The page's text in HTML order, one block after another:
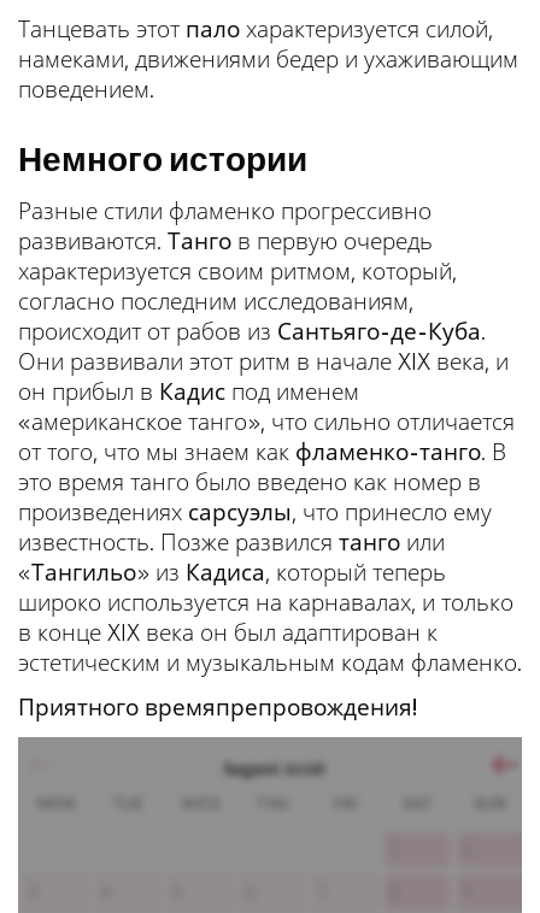
Танцевать этот пало характеризуется силой,
намеками, движениями бедер и ухаживающим
поведением.
Немного истории
Разные стили фламенко прогрессивно
развиваются. Танго в первую очередь
характеризуется своим ритмом, который,
согласно последним исследованиям,
происходит от рабов из Сантьяго-де-Куба.
Они развивали этот ритм в начале XIX века, и
он прибыл в Кадис под именем
«американское танго», что сильно отличается
от того, что мы знаем как фламенко-танго. В
это время танго было введено как номер в
произведениях сарсуэлы, что принесло ему
известность. Позже развился танго или
«Тангильо» из Кадиса, который теперь
широко используется на карнавалах, и только
в конце XIX века он был адаптирован к
эстетическим и музыкальным кодам фламенко.
Приятного времяпрепровождения!